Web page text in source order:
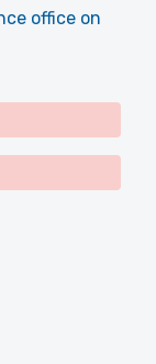
office on